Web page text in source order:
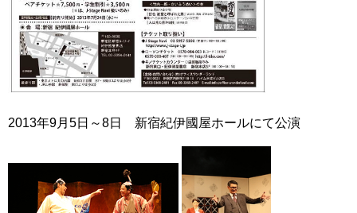
2013年9月5日～8日 新宿紀伊國屋ホールにて公演